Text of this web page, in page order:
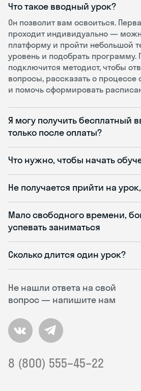
Не нашли ответа на свой
вопрос — напишите нам
8 (800) 555–45–22
Что такое вводный урок?
Он позволит вам освоиться.
проходит индивидуально —
платформу и пройти небольшой
уровень и подобрать программу.
подключится методист, чтобы
вопросы, рассказать о процессе
и помочь сформировать
Я могу получить бесплатный
только после оплаты?
Что нужно, чтобы начать
Не получается прийти на
Мало свободного времени,
успевать заниматься
Сколько длится один урок?